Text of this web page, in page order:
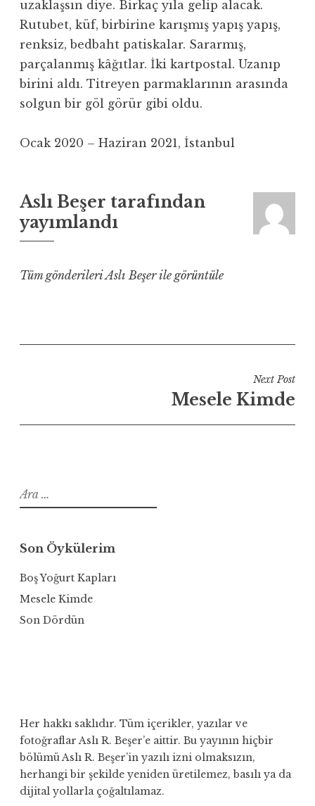
uzaklaşsın diye. Birkaç yıla gelip alacak.
Rutubet, küf, birbirine karışmış yapış yapış,
renksiz, bedbaht patiskalar. Sararmış,
parçalanmış kâğıtlar. İki kartpostal. Uzanıp
birini aldı. Titreyen parmaklarının arasında
solgun bir göl görür gibi oldu.
Ocak 2020 – Haziran 2021, İstanbul
Aslı Beşer tarafından
yayımlandı
Tüm gönderileri Aslı Beşer ile görüntüle
Next Post
Mesele Kimde
Arama:
Son Öykülerim
Boş Yoğurt Kapları
Mesele Kimde
Son Dördün
Her hakkı saklıdır. Tüm içerikler, yazılar ve
fotoğraflar Aslı R. Beşer’e aittir. Bu yayının hiçbir
bölümü Aslı R. Beşer’in yazılı izni olmaksızın,
herhangi bir şekilde yeniden üretilemez, basılı ya da
dijital yollarla çoğaltılamaz.